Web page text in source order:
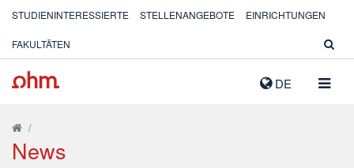
DE
STUDIENINTERESSIERTE STELLENANGEBOTE EINRICHTUNGEN
FAKULTÄTEN
/
News